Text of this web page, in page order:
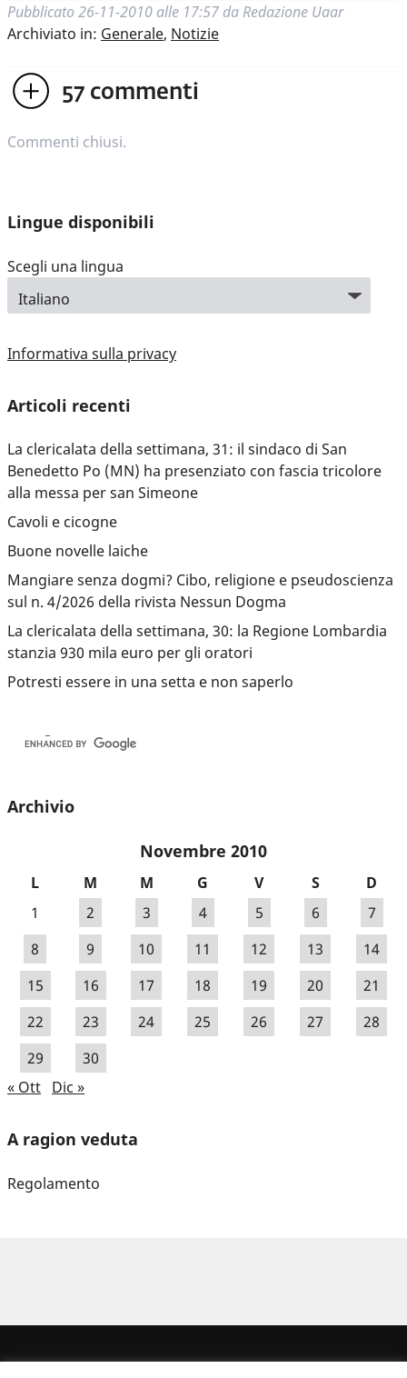
Pubblicato 26-11-2010 alle 17:57 da Redazione Uaar
Archiviato in: Generale, Notizie
57 commenti
Commenti chiusi.
Lingue disponibili
Scegli una lingua
Informativa sulla privacy
Articoli recenti
La clericalata della settimana, 31: il sindaco di San
Benedetto Po (MN) ha presenziato con fascia tricolore
alla messa per san Simeone
Cavoli e cicogne
Buone novelle laiche
Mangiare senza dogmi? Cibo, religione e pseudoscienza
sul n. 4/2026 della rivista Nessun Dogma
La clericalata della settimana, 30: la Regione Lombardia
stanzia 930 mila euro per gli oratori
Potresti essere in una setta e non saperlo
Archivio
Novembre 2010
L M M G V S
D
1
2 3 4 5 6
7
8
9 10 11 12 13
14
15
16 17 18 19 20
21
22
23 24 25 26 27
28
29
30
« Ott Dic »
A ragion veduta
Regolamento